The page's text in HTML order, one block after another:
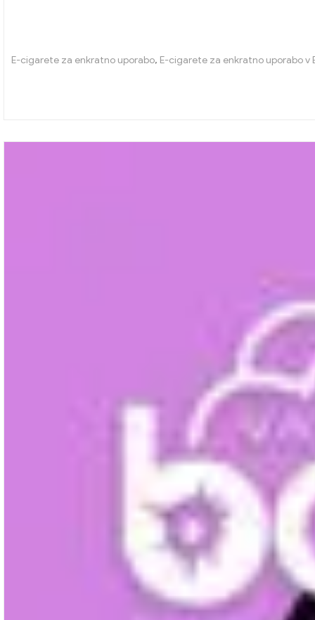
E-cigarete za enkratno uporabo, E-cigarete za enkratno uporabo v